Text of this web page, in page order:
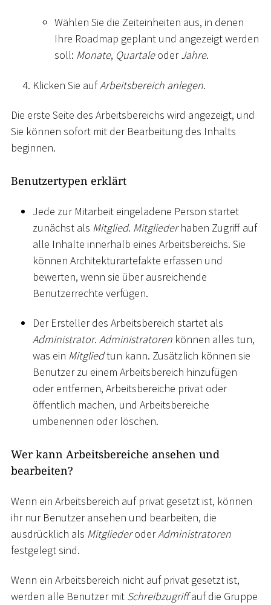
Wählen Sie die Zeiteinheiten aus, in denen
Ihre Roadmap geplant und angezeigt werden
soll: Monate, QuartaleoderJahre.
Klicken Sie aufArbeitsbereich anlegen.
Die erste Seite des Arbeitsbereichs wird angezeigt, und
Sie können sofort mit der Bearbeitung des Inhalts
beginnen.
Benutzertypen erklärt
Jede zur Mitarbeit eingeladene Person startet
zunächst als Mitglied. Mitgliederhaben Zugriff auf
alle Inhalte innerhalb eines Arbeitsbereichs. Sie
können Architekturartefakte erfassen und
bewerten, wenn sie über ausreichende
Benutzerrechte verfügen.
Der Ersteller des Arbeitsbereich startet als
Administrator. Administratoren können alles tun,
was ein Mitgliedtun kann. Zusätzlich können sie
Benutzer zu einem Arbeitsbereich hinzufügen
oder entfernen, Arbeitsbereiche privat oder
öffentlich machen, und Arbeitsbereiche
umbenennen oder löschen.
Wer kann Arbeitsbereiche ansehen und
bearbeiten?
Wenn ein Arbeitsbereich auf privat gesetzt ist, können
ihr nur Benutzer ansehen und bearbeiten, die
ausdrücklich als MitgliederoderAdministratoren
festgelegt sind.
Wenn ein Arbeitsbereich nicht auf privat gesetzt ist,
werden alle Benutzer mit Schreibzugriffauf die Gruppe